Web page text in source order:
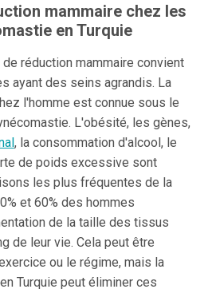
mammaire chez les
en Turquie
de réduction mammaire convient
ayant des seins agrandis. La
l'homme est connue sous le
L'obésité, les gènes,
, la consommation d'alcool, le
de poids excessive sont
les plus fréquentes de la
et 60% des hommes
de la taille des tissus
de leur vie. Cela peut être
ou le régime, mais la
Turquie peut éliminer ces